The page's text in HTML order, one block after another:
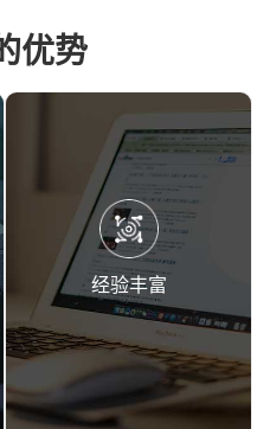
优势
经验丰富
全行业小程序开发经验丰富，
案例众多，满足定制需求。